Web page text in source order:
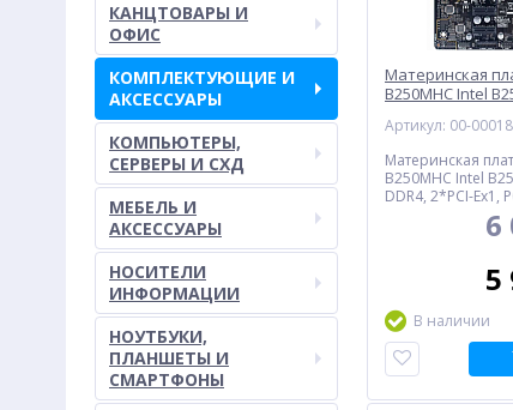
КАНЦТОВАРЫ И
ОФИС
КОМПЛЕКТУЮЩИЕ И
АКСЕССУАРЫ
КОМПЬЮТЕРЫ,
СЕРВЕРЫ И СХД
МЕБЕЛЬ И
АКСЕССУАРЫ
НОСИТЕЛИ
ИНФОРМАЦИИ
НОУТБУКИ,
ПЛАНШЕТЫ И
СМАРТФОНЫ
Материнская
B250MHC Intel
4*USB3.0, 2*PS/2,
Артикул: 00-
Материнская
B250MHC Intel
DDR4, 2*PCI-Ex1,
III, HDMI, VGA,
2*PS/2, GLAN,6
5
В наличии